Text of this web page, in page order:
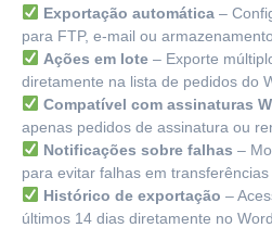
Exportação automática–
para FTP, e-mail ou
Ações em lote– Exporte
diretamente na lista de pedidos do
Compatível com assinaturas
apenas pedidos de assinatura ou
Notificações sobre falhas –
para evitar falhas em transferências
Histórico de exportação –
últimos 14 dias diretamente no